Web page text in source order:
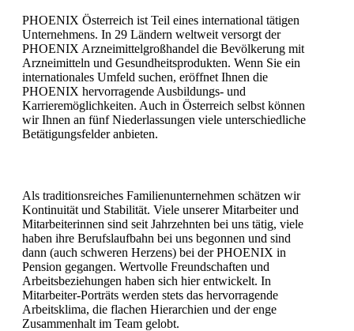
PHOENIX Österreich ist Teil eines international tätigen
Unternehmens. In 29 Ländern weltweit versorgt der
PHOENIX Arzneimittelgroßhandel die Bevölkerung mit
Arzneimitteln und Gesundheitsprodukten. Wenn Sie ein
internationales Umfeld suchen, eröffnet Ihnen die
PHOENIX hervorragende Ausbildungs- und
Karrieremöglichkeiten. Auch in Österreich selbst können
wir Ihnen an fünf Niederlassungen viele unterschiedliche
Betätigungsfelder anbieten.
Als traditionsreiches Familienunternehmen schätzen wir
Kontinuität und Stabilität. Viele unserer Mitarbeiter und
Mitarbeiterinnen sind seit Jahrzehnten bei uns tätig, viele
haben ihre Berufslaufbahn bei uns begonnen und sind
dann (auch schweren Herzens) bei der PHOENIX in
Pension gegangen. Wertvolle Freundschaften und
Arbeitsbeziehungen haben sich hier entwickelt. In
Mitarbeiter-Porträts werden stets das hervorragende
Arbeitsklima, die flachen Hierarchien und der enge
Zusammenhalt im Team gelobt.